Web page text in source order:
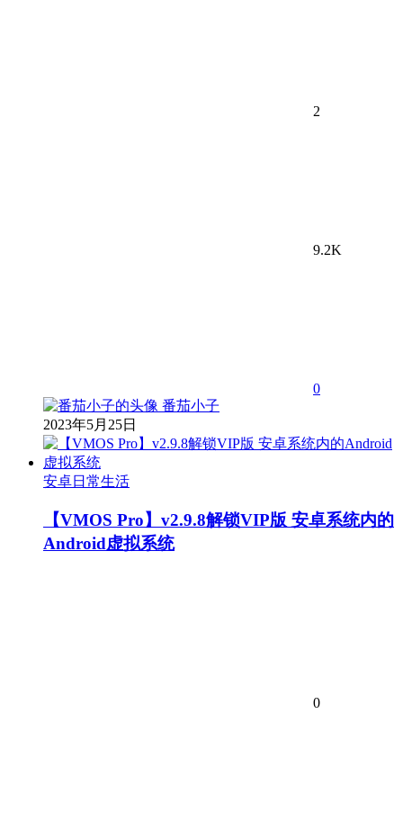
2
9.2K
0
番茄小子
2023年5月25日
安卓日常生活
【VMOS Pro】v2.9.8解锁VIP版 安卓系统内的
Android虚拟系统
0